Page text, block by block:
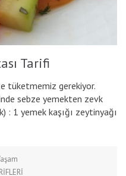
Tarifi
tüketmemiz gerekiyor.
sebze yemekten zevk
1 yemek kaşığı zeytinyağı